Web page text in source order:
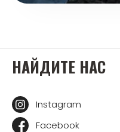
НАЙДИТЕ НАС
Instagram
Facebook